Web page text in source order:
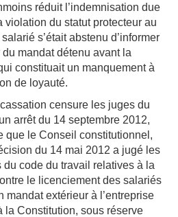
réduit l’indemnisation due
violation du statut protecteur au
s’était abstenu d’informer
du mandat détenu avant la
constituait un manquement à
de loyauté.
censure les juges du
arrêt du 14 septembre 2012,
que le Conseil constitutionnel,
du 14 mai 2012 a jugé les
du code du travail relatives à la
le licenciement des salariés
mandat extérieur à l’entreprise
la Constitution, sous réserve